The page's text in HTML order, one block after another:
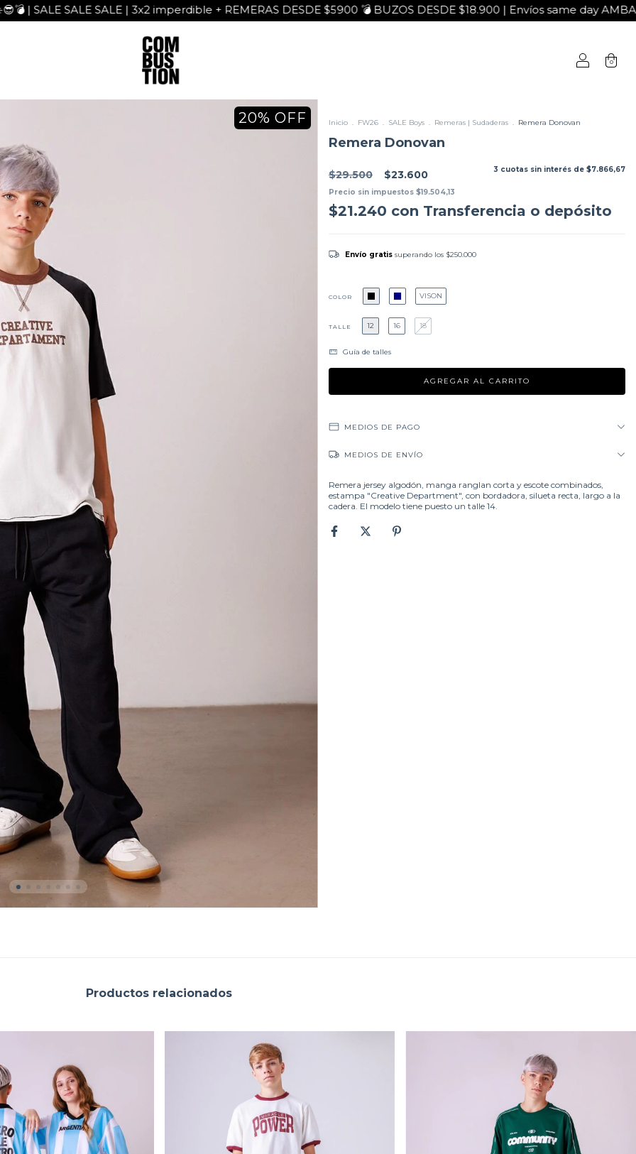
SALE SALE | 3x2 imperdible + REMERAS DESDE $5900 💣 BUZOS DESDE $18.900 | Envíos same day AMBA 🛵
0
20% OFF Inicio . FW26 . SALE Boys . Remeras | Sudaderas . Remera Donovan
Remera Donovan
$29.500 $23.600 3 cuotas sin interés de $7.866,67
Precio sin impuestos $19.504,13
$21.240 con Transferencia o depósito
Envío gratis superando los $250.000
COLOR VISON
TALLE 12 16 18
Guía de talles
MEDIOS DE PAGO
MEDIOS DE ENVÍO
Remera jersey algodón, manga ranglan corta y escote combinados,
estampa "Creative Department", con bordadora, silueta recta, largo a la
cadera. El modelo tiene puesto un talle 14.
Productos relacionados